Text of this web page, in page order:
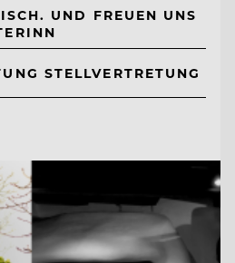
UND FREUEN UNS
STELLVERTRETUNG